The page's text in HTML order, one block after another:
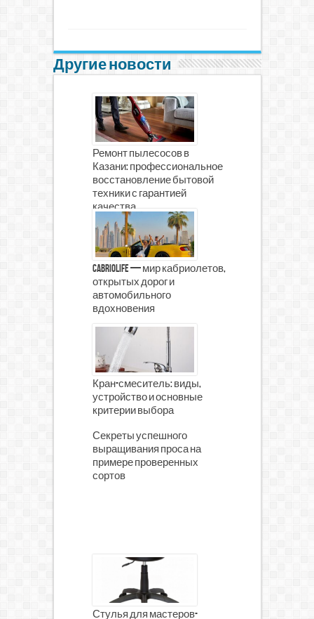
Другие новости
Ремонт пылесосов в
Казани: профессиональное
восстановление бытовой
техники с гарантией
качества
CabrioLife — мир кабриолетов,
открытых дорог и
автомобильного
вдохновения
Кран-смеситель: виды,
устройство и основные
критерии выбора
Секреты успешного
выращивания проса на
примере проверенных
сортов
Стулья для мастеров-